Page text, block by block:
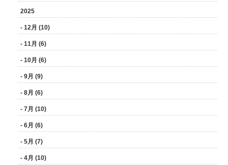
2025
- 12月 (10)
- 11月 (6)
- 10月 (6)
- 9月 (9)
- 8月 (6)
- 7月 (10)
- 6月 (6)
- 5月 (7)
- 4月 (10)